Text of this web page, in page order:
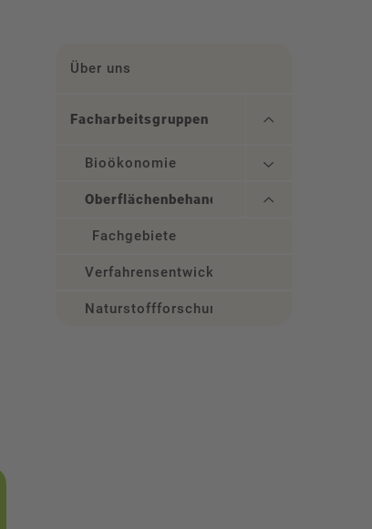
Über uns
Facharbeitsgruppen
Bioökonomie
Oberflächenbehandlung
Fachgebiete
Verfahrensentwicklung
Naturstoffforschung